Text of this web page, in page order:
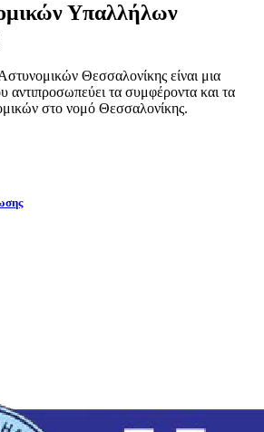
Υπαλλήλων
Θεσσαλονίκης είναι μια
αντιπροσωπεύει τα συμφέροντα και τα
στο νομό Θεσσαλονίκης.